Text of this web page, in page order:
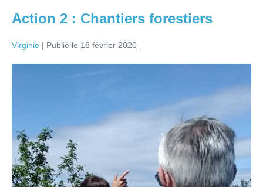
Action 2 : Chantiers forestiers
Virginie | Publié le 18 février 2020